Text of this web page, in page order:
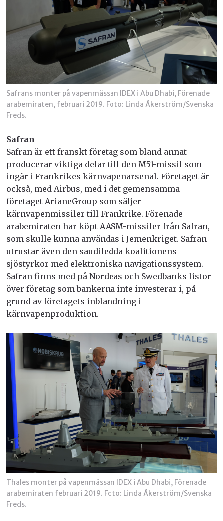
Safrans monter på vapenmässan IDEX i Abu Dhabi, Förenade
arabemiraten, februari 2019. Foto: Linda Åkerström/Svenska
Freds.
Safran
Safran är ett franskt företag som bland annat
producerar viktiga delar till den M51-missil som
ingår i Frankrikes kärnvapenarsenal. Företaget är
också, med Airbus, med i det gemensamma
företaget ArianeGroup som säljer
kärnvapenmissiler till Frankrike. Förenade
arabemiraten har köpt AASM-missiler från Safran,
som skulle kunna användas i Jemenkriget. Safran
utrustar även den saudiledda koalitionens
sjöstyrkor med elektroniska navigationssystem.
Safran finns med på Nordeas och Swedbanks listor
över företag som bankerna inte investerar i, på
grund av företagets inblandning i
kärnvapenproduktion.
Thales monter på vapenmässan IDEX i Abu Dhabi, Förenade
arabemiraten februari 2019. Foto: Linda Åkerström/Svenska
Freds.